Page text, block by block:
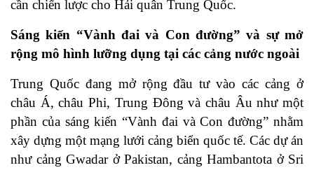
cần chiến lược cho Hải quân Trung Quốc.
Sáng kiến “Vành đai và Con đường” và sự mở
rộng mô hình lưỡng dụng tại các cảng nước ngoài
Trung Quốc đang mở rộng đầu tư vào các cảng ở
châu Á, châu Phi, Trung Đông và châu Âu như một
phần của sáng kiến “Vành đai và Con đường” nhằm
xây dựng một mạng lưới cảng biển quốc tế. Các dự án
như cảng Gwadar ở Pakistan, cảng Hambantota ở Sri